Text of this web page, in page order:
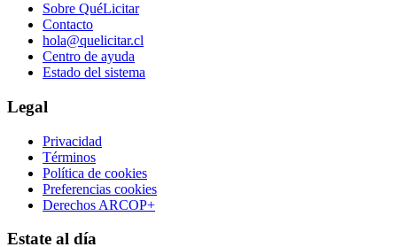
Sobre QuéLicitar
Contacto
hola@quelicitar.cl
Centro de ayuda
Estado del sistema
Legal
Privacidad
Términos
Política de cookies
Preferencias cookies
Derechos ARCOP+
Estate al día